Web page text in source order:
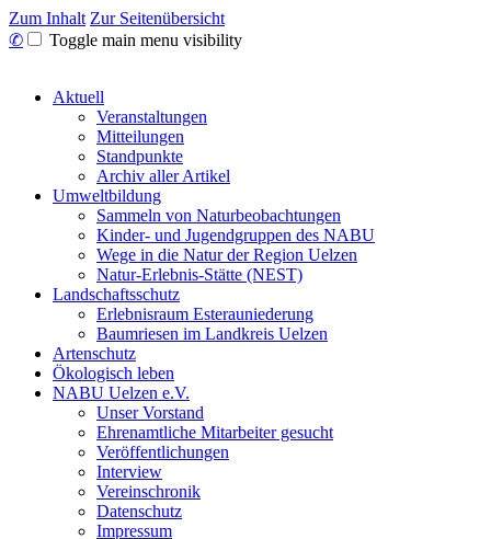
Zum Inhalt Zur Seitenübersicht
✆
Toggle main menu visibility
Aktuell
Veranstaltungen
Mitteilungen
Standpunkte
Archiv aller Artikel
Umweltbildung
Sammeln von Naturbeobachtungen
Kinder- und Jugendgruppen des NABU
Wege in die Natur der Region Uelzen
Natur-Erlebnis-Stätte (NEST)
Landschaftsschutz
Erlebnisraum Esterauniederung
Baumriesen im Landkreis Uelzen
Artenschutz
Ökologisch leben
NABU Uelzen e.V.
Unser Vorstand
Ehrenamtliche Mitarbeiter gesucht
Veröffentlichungen
Interview
Vereinschronik
Datenschutz
Impressum